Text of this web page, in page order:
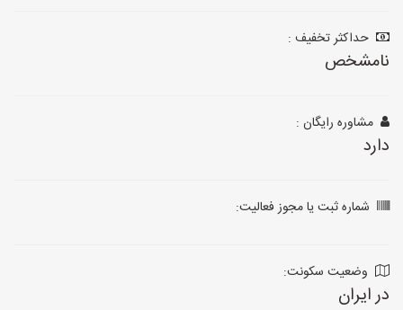
حداکثر تخفیف :
نامشخص
مشاوره رایگان :
دارد
شماره ثبت یا مجوز فعالیت:
وضعیت سکونت:
در ایران